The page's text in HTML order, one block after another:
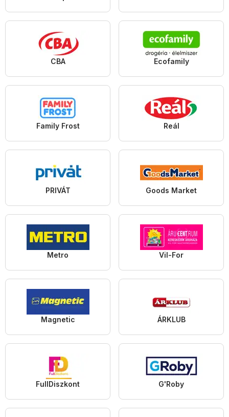
CBA Ecofamily
Family Frost Reál
PRIVÁT Goods Market
Metro Vil-For
Magnetic ÁRKLUB
FullDiszkont G'Roby